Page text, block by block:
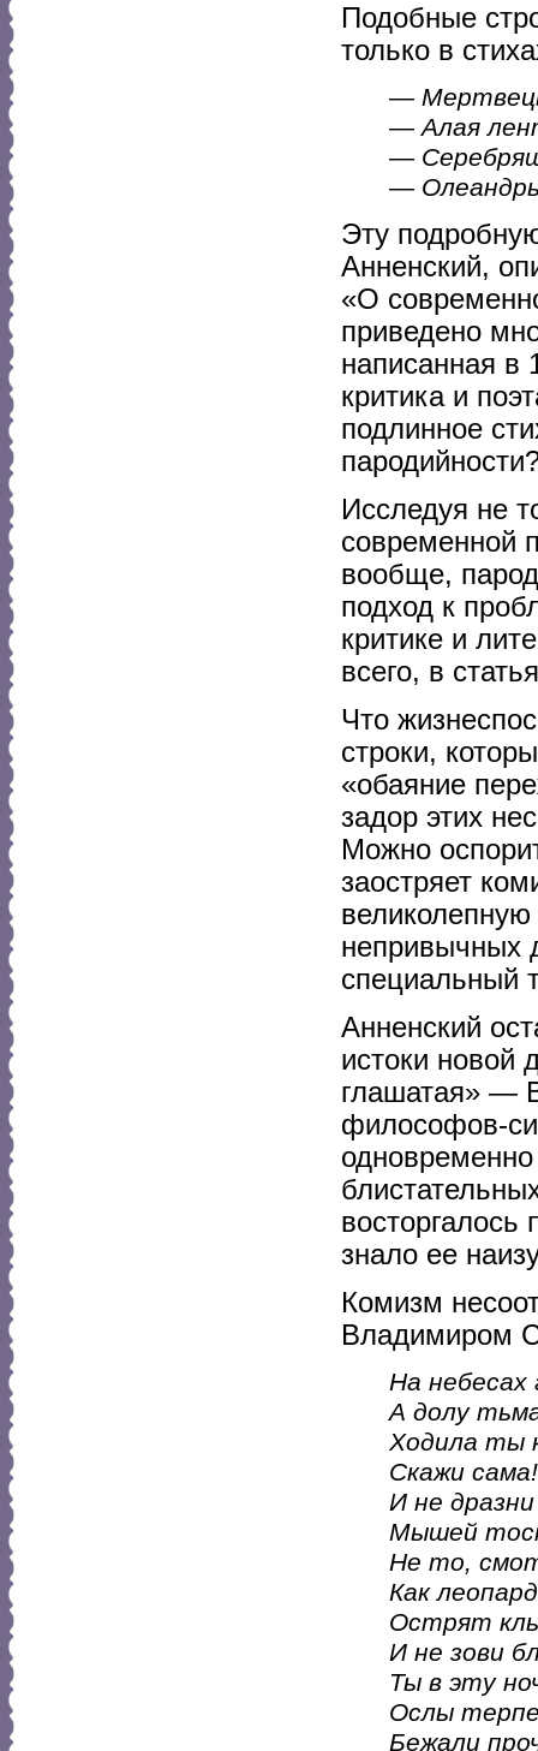
Подобные
только в
—
— Алая
—
—
Эту
Анненский,
«О
приведено
написанная в
критика и
подлинное
Исследуя не
современной
вообще,
подход к
критике и
всего, в
Что
строки,
«обаяние
задор этих
Можно
заостряет
непривычных
специальный
Анненский
истоки новой
глашатая» —
философов-
одновременно
знало ее
Комизм
Владимиром
На небесах
А долу
Ходила ты
Скажи сама!
И не
Мышей
Не то,
Как
Острят
И не зови
Ты в эту
Ослы
Бежали